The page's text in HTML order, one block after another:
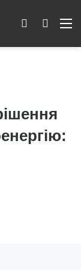
Пошук
Switch skin